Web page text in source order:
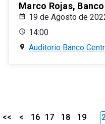
Marco Rojas,
19 de Agosto de
14:00
Auditorio Banco
<< < 16 17 18
19